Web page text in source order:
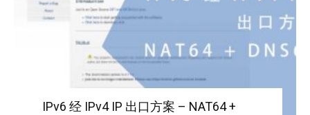
IPv6 经 IPv4 IP 出口方案 – NAT64 +